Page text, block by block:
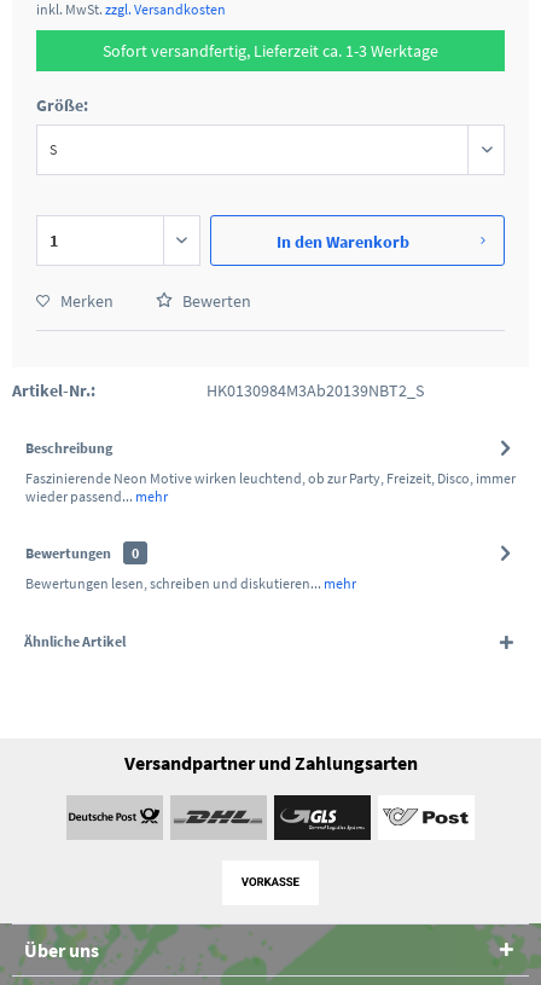
inkl. MwSt. zzgl. Versandkosten
Sofort versandfertig, Lieferzeit ca. 1-3 Werktage
Größe:
In denWarenkorb
Merken Bewerten
Artikel-Nr.: HK0130984M3Ab20139NBT2_S
Beschreibung
Faszinierende Neon Motive wirken leuchtend, ob zur Party, Freizeit, Disco, immer
wieder passend... mehr
Bewertungen
0
Bewertungen lesen, schreiben und diskutieren... mehr
Ähnliche Artikel
Versandpartner und Zahlungsarten
Über uns